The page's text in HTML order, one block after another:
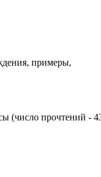
примеры,
(число прочтений -